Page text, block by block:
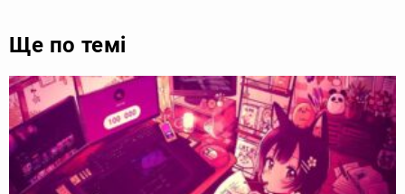
Ще по темі